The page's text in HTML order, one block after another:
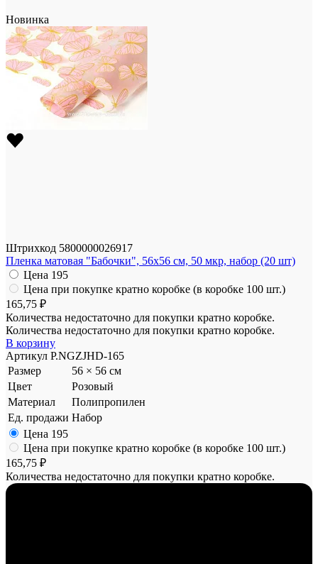
Новинка
Штрихкод 5800000026917
Пленка матовая "Бабочки", 56x56 см, 50 мкр, набор (20 шт)
Цена 195
Цена при покупке кратно коробке (в коробке 100 шт.)
165,75 ₽
Количества недостаточно для покупки кратно коробке.
Количества недостаточно для покупки кратно коробке.
В корзину
Артикул P.NGZJHD-165
Размер
56 × 56 см
Цвет
Розовый
Материал
Полипропилен
Ед. продажи Набор
Цена 195
Цена при покупке кратно коробке (в коробке 100 шт.)
165,75 ₽
Количества недостаточно для покупки кратно коробке.